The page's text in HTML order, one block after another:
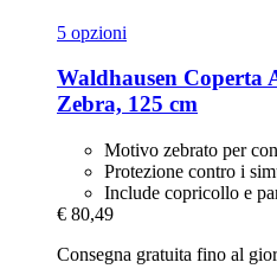
5 opzioni
Waldhausen Coperta
Zebra, 125 cm
Motivo zebrato per
Protezione contro i
Include copricollo e
€ 80,49
Consegna gratuita fino al